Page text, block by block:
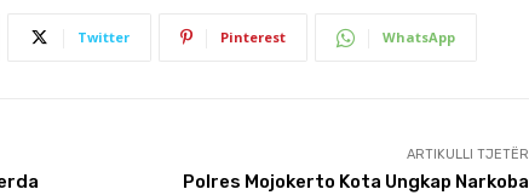
Twitter Pinterest WhatsApp
ARTIKULLI TJETËR
Polres Mojokerto Kota Ungkap Narkoba